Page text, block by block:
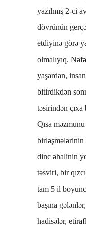
yazılmış 2-ci
dövrünün
etdiyinə görə
olmalıyıq.
yaşardan,
bitirdikdən
təsirindən
Qısa
birləşmələrinin
dinc əhalinin
təsviri, bir
tam 5 il
başına
hadisələr,